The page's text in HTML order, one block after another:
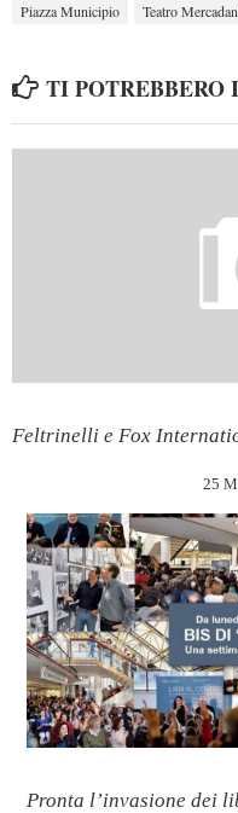
Piazza Municipio
Teatro
TI POTREBBERO
Feltrinelli e Fox
25
Pronta l’invasione dei